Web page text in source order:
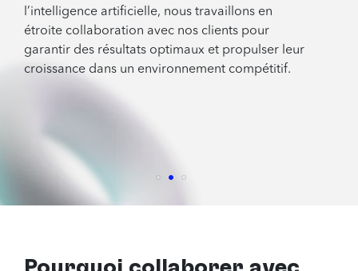
l’intelligence artificielle, nous travaillons en
étroite collaboration avec nos clients pour
garantir des résultats optimaux et propulser leur
croissance dans un environnement compétitif.